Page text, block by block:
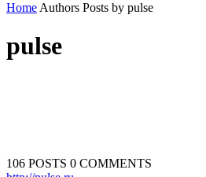
Home Authors Posts by pulse
pulse
106 POSTS 0 COMMENTS